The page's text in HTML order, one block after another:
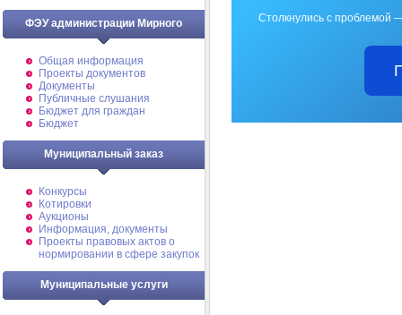
ФЭУ администрации Мирного
Общая информация
Проекты документов
Документы
Публичные слушания
Бюджет для граждан
Бюджет
Муниципальный заказ
Конкурсы
Котировки
Аукционы
Информация, документы
Проекты правовых актов о
нормировании в сфере закупок
Муниципальные услуги
Столкнулись с проблемой